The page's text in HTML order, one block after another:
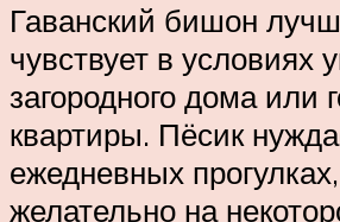
Гаванский бишон
чувствует в условиях
загородного дома или
квартиры. Пёсик
ежедневных
желательно на